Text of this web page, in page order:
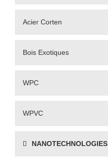
Acier Corten
Bois Exotiques
WPC
WPVC
NANOTECHNOLOGIES